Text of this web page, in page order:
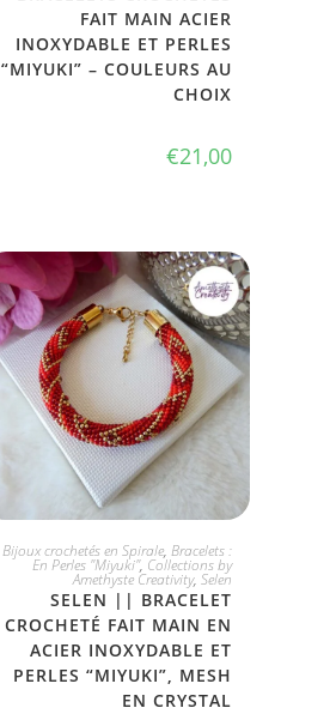
FAIT MAIN ACIER
INOXYDABLE ET PERLES
“MIYUKI” – COULEURS AU
CHOIX
€21,00
JE L'ADOPTE
Bijoux crochetés en Spirale, Bracelets :
En Perles "Miyuki", Collections by
Amethyste Creativity, Selen
SELEN || BRACELET
CROCHETÉ FAIT MAIN EN
ACIER INOXYDABLE ET
PERLES “MIYUKI”, MESH
EN CRYSTAL